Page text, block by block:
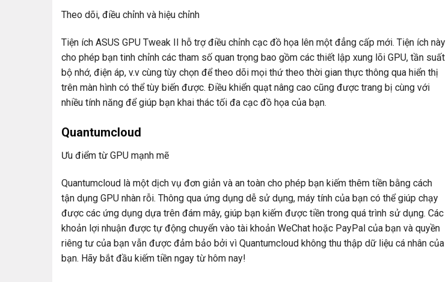
Theo dõi, điều chỉnh và hiệu chỉnh
Tiện ích ASUS GPU Tweak II hỗ trợ điều chỉnh cạc đồ họa lên một đẳng cấp mới. Tiện ích này
cho phép bạn tinh chỉnh các tham số quan trọng bao gồm các thiết lập xung lõi GPU, tần suất
bộ nhớ, điện áp, v.v cùng tùy chọn để theo dõi mọi thứ theo thời gian thực thông qua hiển thị
trên màn hình có thể tùy biến được. Điều khiển quạt nâng cao cũng được trang bị cùng với
nhiều tính năng để giúp bạn khai thác tối đa cạc đồ họa của bạn.
Quantumcloud
Ưu điểm từ GPU mạnh mẽ
Quantumcloud là một dịch vụ đơn giản và an toàn cho phép bạn kiếm thêm tiền bằng cách
tận dụng GPU nhàn rỗi. Thông qua ứng dụng dễ sử dụng, máy tính của bạn có thể giúp chạy
được các ứng dụng dựa trên đám mây, giúp bạn kiếm được tiền trong quá trình sử dụng. Các
khoản lợi nhuận được tự động chuyển vào tài khoản WeChat hoặc PayPal của bạn và quyền
riêng tư của bạn vẫn được đảm bảo bởi vì Quantumcloud không thu thập dữ liệu cá nhân của
bạn. Hãy bắt đầu kiếm tiền ngay từ hôm nay!